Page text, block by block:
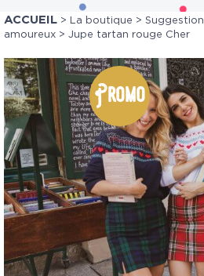
ACCUEIL > La boutique > Suggestion
amoureux > Jupe tartan rouge Cher
Promo